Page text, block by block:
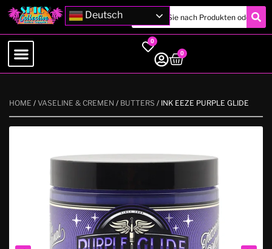
Deutsch
0
0
HOME / VASELINE & CREMEN / BUTTERS / INK EEZE PURPLE GLIDE